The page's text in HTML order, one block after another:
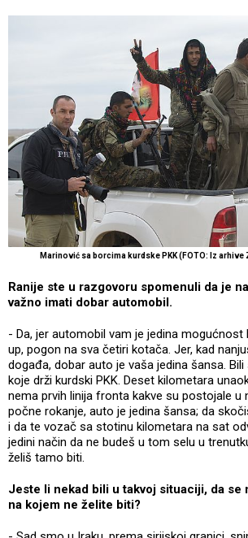
Marinović sa borcima kurdske PKK (FOTO: Iz
Ranije ste u razgovoru spomenuli da je
važno imati dobar automobil.
- Da, jer automobil vam je jedina mogućnost
up, pogon na sva četiri kotača. Jer, kad
događa, dobar auto je vaša jedina šansa.
koje drži kurdski PKK. Deset kilometara
nema prvih linija fronta kakve su postojale u
počne rokanje, auto je jedina šansa; da
i da te vozač sa stotinu kilometara na sat
jedini način da ne budeš u tom selu u
želiš tamo biti.
Jeste li nekad bili u takvoj situaciji, da se
na kojem ne želite biti?